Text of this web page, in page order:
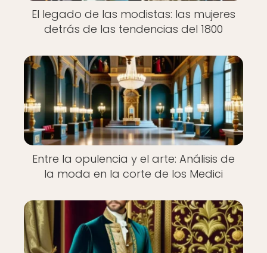
El legado de las modistas: las mujeres
detrás de las tendencias del 1800
Entre la opulencia y el arte: Análisis de
la moda en la corte de los Medici